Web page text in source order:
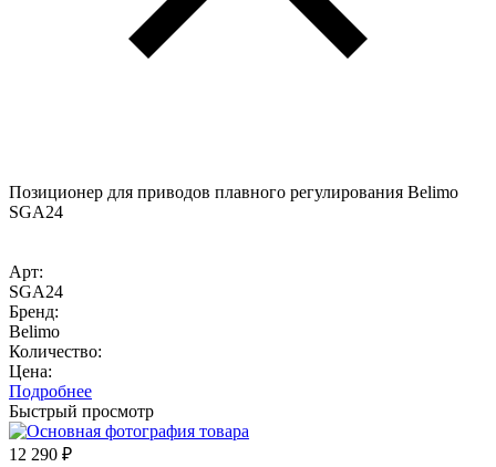
Позиционер для приводов плавного регулирования Belimo
SGA24
Арт:
SGA24
Бренд:
Belimo
Количество:
Цена:
Подробнее
Быстрый просмотр
12 290 ₽